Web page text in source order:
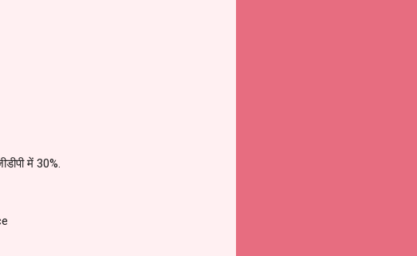
में 30%.